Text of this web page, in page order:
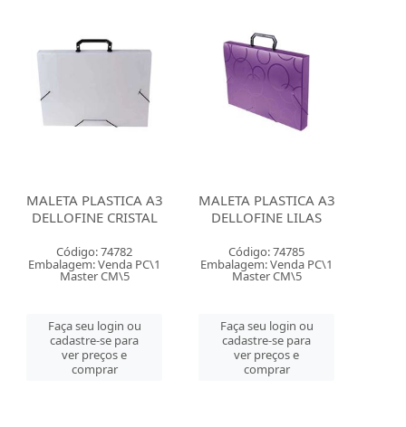
MALETA PLASTICA A3
DELLOFINE CRISTAL
Código: 74782
Embalagem: Venda PC\1
Master CM\5
Faça seu login ou
cadastre-se para
ver preços e
comprar
MALETA PLASTICA A3
DELLOFINE LILAS
Código: 74785
Embalagem: Venda PC\1
Master CM\5
Faça seu login ou
cadastre-se para
ver preços e
comprar